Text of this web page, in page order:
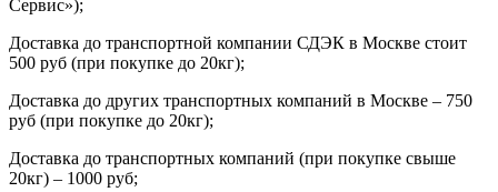
Сервис»);
Доставка до транспортной компании СДЭК в Москве стоит
500 руб (при покупке до 20кг);
Доставка до других транспортных компаний в Москве – 750
руб (при покупке до 20кг);
Доставка до транспортных компаний (при покупке свыше
20кг) – 1000 руб;